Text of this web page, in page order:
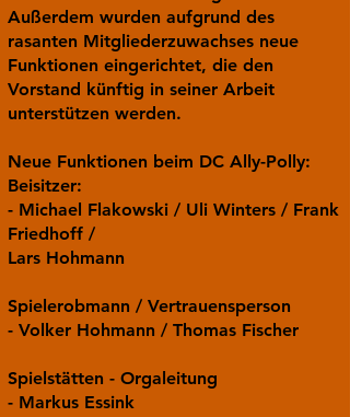
Außerdem wurden aufgrund des
rasanten Mitgliederzuwachses neue
Funktionen eingerichtet, die den
Vorstand künftig in seiner Arbeit
unterstützen werden.
Neue Funktionen beim DC Ally-Polly:
Beisitzer:
- Michael Flakowski / Uli Winters / Frank
Friedhoff /
Lars Hohmann
Spielerobmann / Vertrauensperson
- Volker Hohmann / Thomas Fischer
Spielstätten - Orgaleitung
- Markus Essink